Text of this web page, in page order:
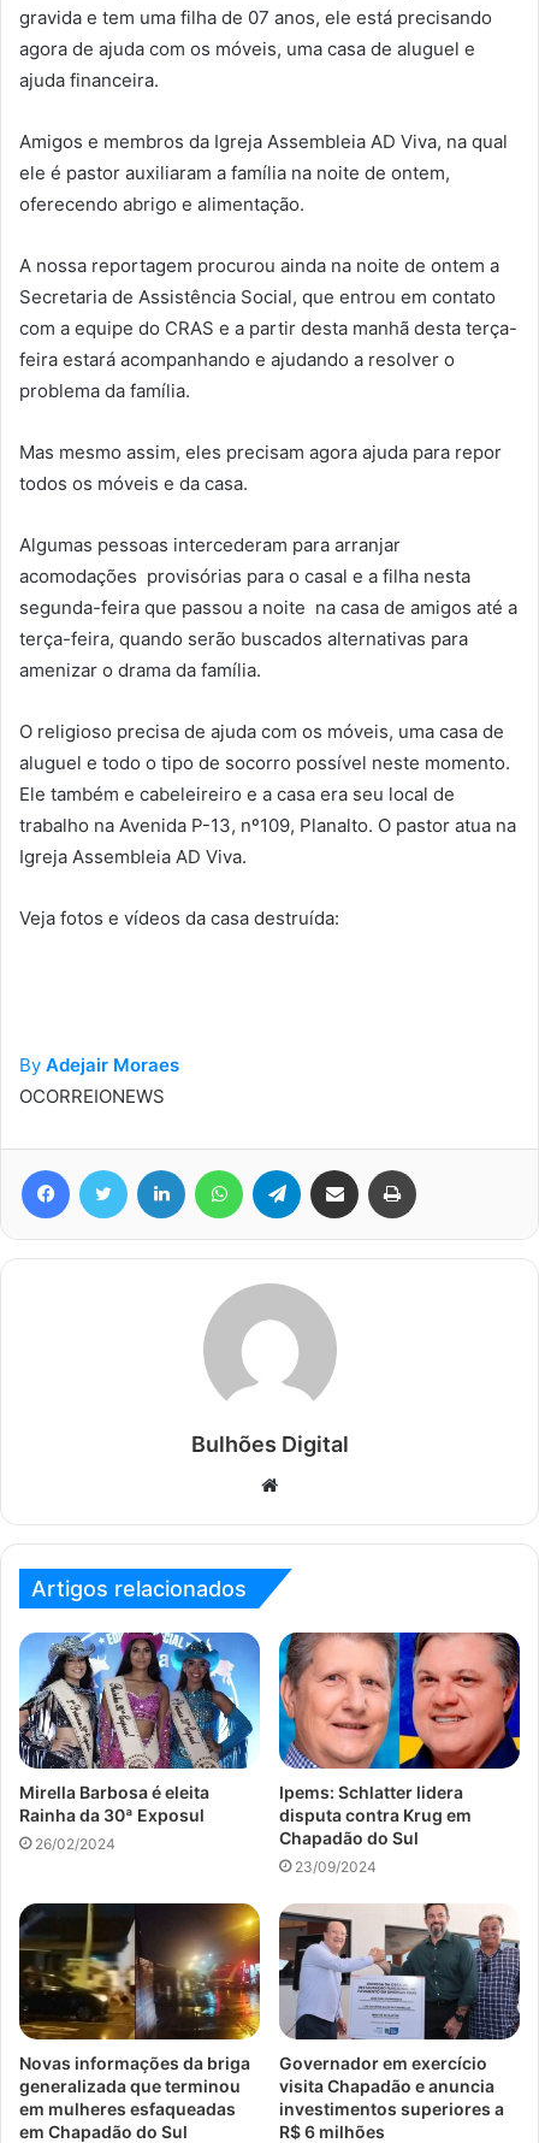
gravida e tem uma filha de 07 anos, ele está precisando
agora de ajuda com os móveis, uma casa de aluguel e
ajuda financeira.
Amigos e membros da Igreja Assembleia AD Viva, na qual
ele é pastor auxiliaram a família na noite de ontem,
oferecendo abrigo e alimentação.
A nossa reportagem procurou ainda na noite de ontem a
Secretaria de Assistência Social, que entrou em contato
com a equipe do CRAS e a partir desta manhã desta terça-
feira estará acompanhando e ajudando a resolver o
problema da família.
Mas mesmo assim, eles precisam agora ajuda para repor
todos os móveis e da casa.
Algumas pessoas intercederam para arranjar
acomodações provisórias para o casal e a filha nesta
segunda-feira que passou a noite na casa de amigos até a
terça-feira, quando serão buscados alternativas para
amenizar o drama da família.
O religioso precisa de ajuda com os móveis, uma casa de
aluguel e todo o tipo de socorro possível neste momento.
Ele também e cabeleireiro e a casa era seu local de
trabalho na Avenida P-13, nº109, Planalto. O pastor atua na
Igreja Assembleia AD Viva.
Veja fotos e vídeos da casa destruída:
By Adejair Moraes
OCORREIONEWS
FacebookTwitter Linkedin WhatsAppTelegram Compartilhar via e-mail
Bulhões Digital
Website
Artigos relacionados
Mirella Barbosa é eleita
Rainha da 30ª Exposul
26/02/2024
Ipems: Schlatter lidera
disputa contra Krug em
Chapadão do Sul
23/09/2024
Novas informações da briga
generalizada que terminou
em mulheres esfaqueadas
em Chapadão do Sul
Governador em exercício
visita Chapadão e anuncia
investimentos superiores a
R$ 6 milhões